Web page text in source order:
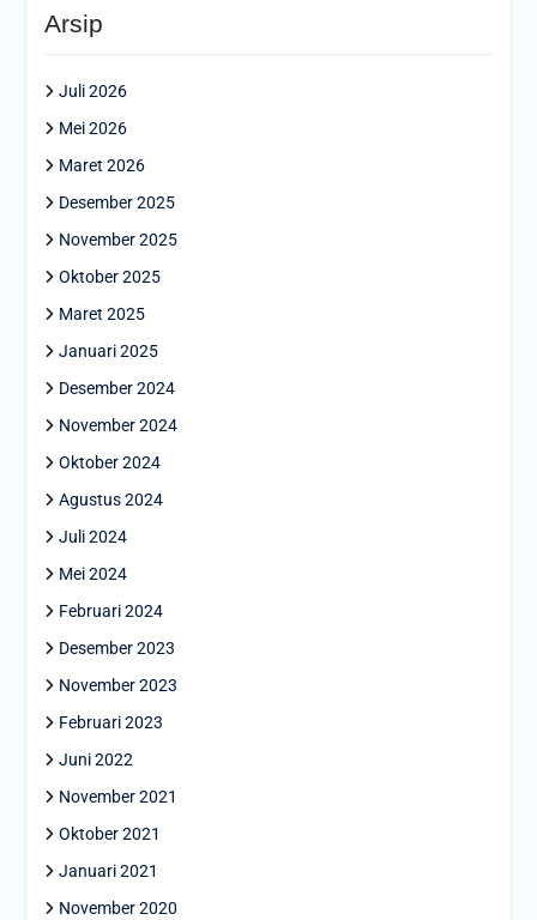
Arsip
Juli 2026
Mei 2026
Maret 2026
Desember 2025
November 2025
Oktober 2025
Maret 2025
Januari 2025
Desember 2024
November 2024
Oktober 2024
Agustus 2024
Juli 2024
Mei 2024
Februari 2024
Desember 2023
November 2023
Februari 2023
Juni 2022
November 2021
Oktober 2021
Januari 2021
November 2020